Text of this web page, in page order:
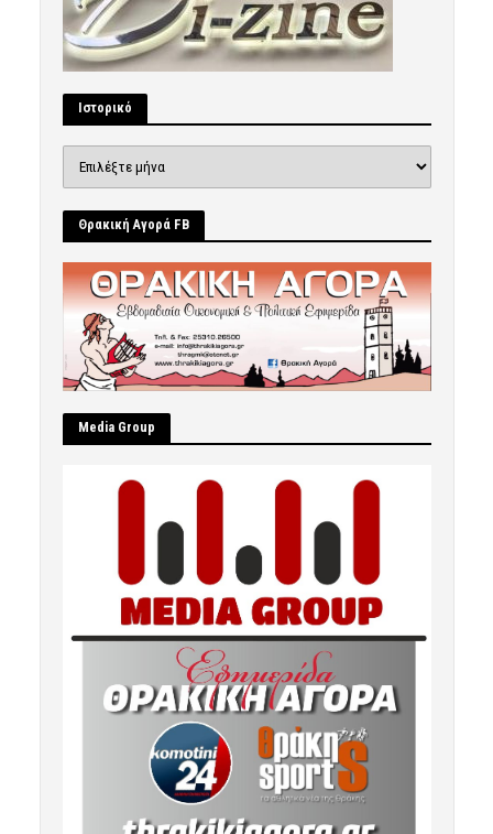
Ιστορικό
Θρακική Αγορά FB
Μedia Group